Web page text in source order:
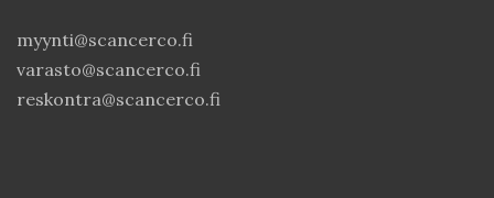
myynti@scancerco.fi
varasto@scancerco.fi
reskontra@scancerco.fi